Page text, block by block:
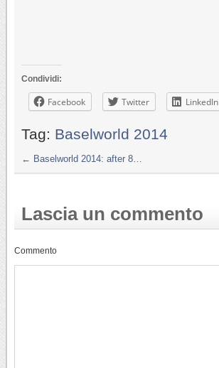
Condividi:
Facebook Twitter LinkedIn
Tag: Baselworld 2014
← Baselworld 2014: after 8…
Lascia un commento
Commento